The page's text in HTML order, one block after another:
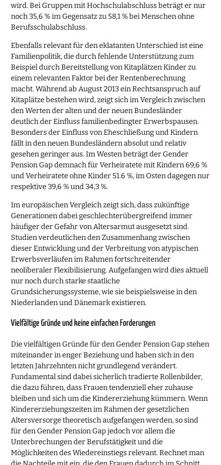
wird. Bei Gruppen mit Hochschulabschluss beträgt er nur
noch 35,6 % im Gegensatz zu 58,1 % bei Menschen ohne
Berufsschulabschluss.
Ebenfalls relevant für den eklatanten Unterschied ist eine
Familienpolitik, die durch fehlende Unterstützung zum
Beispiel durch Bereitstellung von Kitaplätzen Kinder zu
einem relevanten Faktor bei der Rentenberechnung
macht. Während ab August 2013 ein Rechtsanspruch auf
Kitaplätze bestehen wird, zeigt sich im Vergleich zwischen
den Werten der alten und der neuen Bundesländer
deutlich der Einfluss familienbedingter Erwerbspausen.
Besonders der Einfluss von Eheschließung und Kindern
fällt in den neuen Bundesländern absolut und relativ
gesehen geringer aus. Im Westen beträgt der Gender
Pension Gap demnach für Verheiratete mit Kindern 69,6 %
und Verheiratete ohne Kinder 51.6 %, im Osten dagegen nur
respektive 39,6 % und 34,3 %.
Im europäischen Vergleich zeigt sich, dass zukünftige
Generationen dabei geschlechterübergreifend immer
häufiger der Gefahr von Altersarmut ausgesetzt sind.
Studien verdeutlichen den Zusammenhang zwischen
dieser Entwicklung und der Verbreitung von atypischen
Erwerbsverläufen im Rahmen fortschreitender
neoliberaler Flexibilisierung. Aufgefangen wird dies aktuell
nur noch durch starke staatliche
Grundsicherungssysteme, wie sie beispielsweise in den
Niederlanden und Dänemark existieren.
Vielfältige Gründe und keine einfachen Forderungen
Die vielfältigen Gründe für den Gender Pension Gap stehen
miteinander in enger Beziehung und haben sich in den
letzten Jahrzehnten nicht grundlegend verändert.
Fundamental sind dabei sicherlich tradierte Rollenbilder,
die dazu führen, dass Frauen tendenziell eher zuhause
bleiben und sich um die Kindererziehung kümmern. Wenn
Kindererziehungszeiten im Rahmen der gesetzlichen
Altersversorge theoretisch aufgefangen werden, so sind
für den Gender Pension Gap jedoch vor allem die
Unterbrechungen der Berufstätigkeit und die
Möglichkeiten des Wiedereinstiegs relevant. Rechnet man